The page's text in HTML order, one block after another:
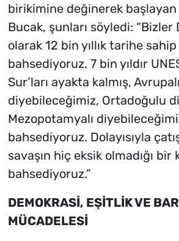
birikimine değinerek başlayan
Bucak, şunları söyledi: “Bizler
olarak 12 bin yıllık tarihe
bahsediyoruz. 7 bin yıldır
Sur’ları ayakta kalmış, Avrupalı
diyebileceğimiz, Ortadoğulu
Mezopotamyalı
bahsediyoruz. Dolayısıyla
savaşın hiç eksik olmadığı bir
bahsediyoruz.”
DEMOKRASİ, EŞİTLİK VE
MÜCADELESİ